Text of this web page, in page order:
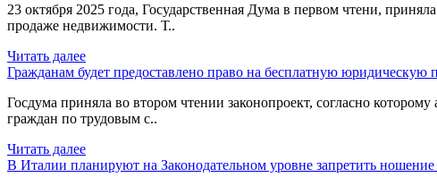
23 октября 2025 года, Государственная Дума в первом чтени,
продаже недвижимости. Т..
Читать далее
Гражданам будет предоставлено право на бесплатную юридическую
Госдума приняла во втором чтении законопроект, согласно
граждан по трудовым с..
Читать далее
В Италии планируют на Законодательном уровне запретить